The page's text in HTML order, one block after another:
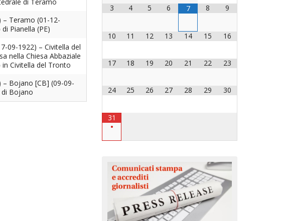
DI DIRITTO DIOCESANO
PRESBITERALI DIOCESANI
ORIUNDI DELLA CHIESA DIOCESANA
EMERITI INTERVENTI
– Teramo (01-12-
Pianella (PE)
09-1922) – Civitella del
nella Chiesa Abbaziale
Civitella del Tronto
Bojano [CB] (09-09-
Bojano
3 4 5 6 7 8 9
10 11 12 13 14 15 16
17 18 19 20 21 22 23
24 25 26 27 28 29 30
31
•